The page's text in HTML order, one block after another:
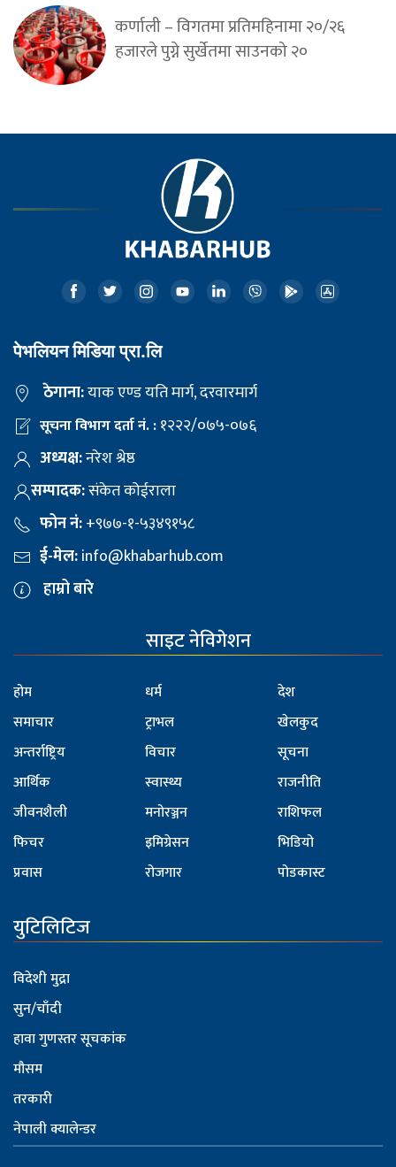
कर्णाली – विगतमा प्रतिमहिनामा २०/२६
हजारले पुग्ने सुर्खेतमा साउनको २०
पेभलियन मिडिया प्रा.लि
ठेगाना:याक एण्ड यति मार्ग, दरवारमार्ग
सूचना विभाग दर्ता नं. :१२२२/०७५-०७६
अध्यक्ष:नरेश श्रेष्ठ
सम्पादक:संकेत कोईराला
फोन नं:+९७७-१-५३४९१५८
ई-मेल:info@khabarhub.com
हाम्रो बारे
साइट नेविगेशन
होम
समाचार
अन्तर्राष्ट्रिय
आर्थिक
जीवनशैली
फिचर
प्रवास
धर्म
ट्राभल
विचार
स्वास्थ्य
मनोरञ्जन
इमिग्रेसन
रोजगार
देश
खेलकुद
सूचना
राजनीति
राशिफल
भिडियो
पोडकास्ट
युटिलिटिज
विदेशी मुद्रा
सुन/चाँदी
हावा गुणस्तर सूचकांक
मौसम
तरकारी
नेपाली क्यालेन्डर